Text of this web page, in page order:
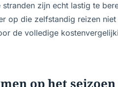
zijn echt lastig te
op die zelfstandig reizen
de volledige
op het seizoen